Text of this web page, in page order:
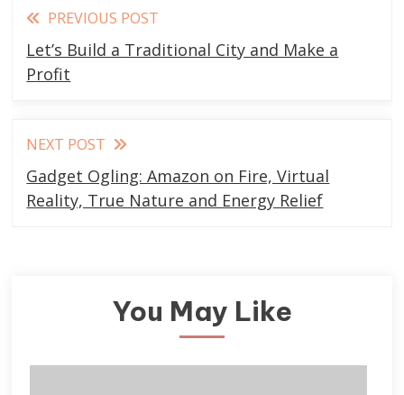
Read
more
articles
PREVIOUS POST
Let’s Build a Traditional City and Make a
Profit
NEXT POST
Gadget Ogling: Amazon on Fire, Virtual
Reality, True Nature and Energy Relief
You May Like